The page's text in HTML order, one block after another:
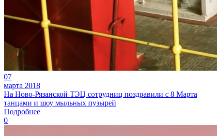
07
марта 2018
На Ново-Рязанской ТЭЦ сотрудниц поздравили с 8 Марта
танцами и шоу мыльных пузырей
Подробнее
0